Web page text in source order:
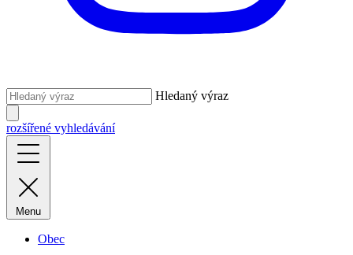
Hledaný výraz
rozšířené vyhledávání
Menu
Obec